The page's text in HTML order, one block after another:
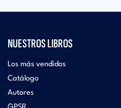
NUESTROS LIBROS
Los más vendidos
Catálogo
Autores